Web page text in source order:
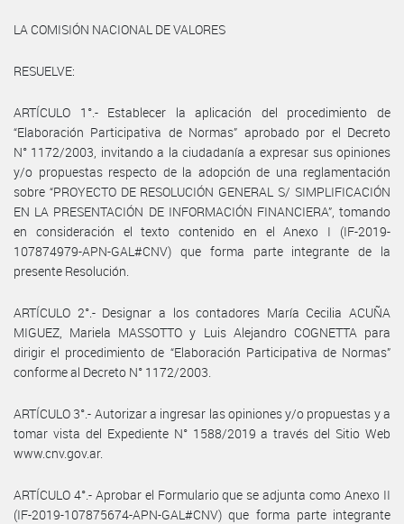
LA COMISIÓN NACIONAL DE VALORES
RESUELVE:
ARTÍCULO 1°.- Establecer la aplicación del procedimiento de
“Elaboración Participativa de Normas” aprobado por el Decreto
N° 1172/2003, invitando a la ciudadanía a expresar sus opiniones
y/o propuestas respecto de la adopción de una reglamentación
sobre “PROYECTO DE RESOLUCIÓN GENERAL S/ SIMPLIFICACIÓN
EN LA PRESENTACIÓN DE INFORMACIÓN FINANCIERA”, tomando
en consideración el texto contenido en el Anexo I (IF-2019-
107874979-APN-GAL#CNV) que forma parte integrante de la
presente Resolución.
ARTÍCULO 2°.- Designar a los contadores María Cecilia ACUÑA
MIGUEZ, Mariela MASSOTTO y Luis Alejandro COGNETTA para
dirigir el procedimiento de “Elaboración Participativa de Normas”
conforme al Decreto N° 1172/2003.
ARTÍCULO 3°.- Autorizar a ingresar las opiniones y/o propuestas y a
tomar vista del Expediente N° 1588/2019 a través del Sitio Web
www.cnv.gov.ar.
ARTÍCULO 4°.- Aprobar el Formulario que se adjunta como Anexo II
(IF-2019-107875674-APN-GAL#CNV) que forma parte integrante